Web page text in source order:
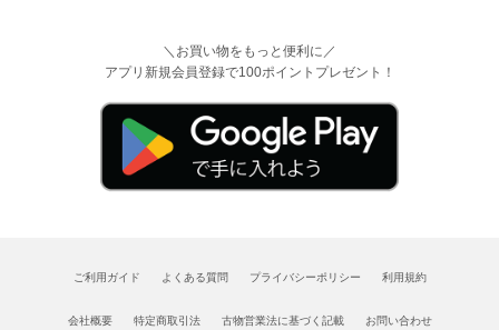
＼お買い物をもっと便利に／
アプリ新規会員登録で100ポイントプレゼント！
ご利用ガイド よくある質問 プライバシーポリシー 利用規約
会社概要 特定商取引法 古物営業法に基づく記載 お問い合わせ